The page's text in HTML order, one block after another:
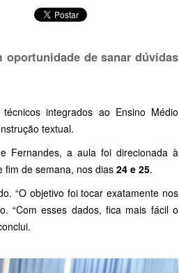
oportunidade de sanar dúvidas
integrados ao Ensino Médio
textual.
Fernandes, a aula foi direcionada à
fim de semana, nos dias 24 e 25.
“O objetivo foi tocar exatamente nos
“Com esses dados, fica mais fácil o